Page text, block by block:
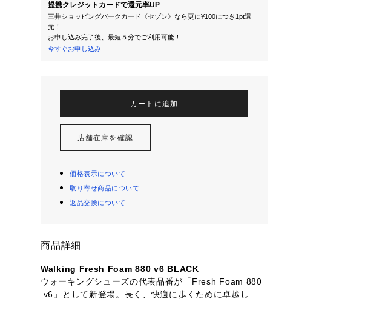
提携クレジットカードで還元率UP
三井ショッピングパークカード《セゾン》なら更に¥100につき1pt還
元！
お申し込み完了後、最短５分でご利用可能！
今すぐお申し込み
カートに追加
店舗在庫を確認
価格表示について
取り寄せ商品について
返品交換について
商品詳細
Walking Fresh Foam 880 v6 BLACK
ウォーキングシューズの代表品番が「Fresh Foam 880
v6」として新登場。長く、快適に歩くために卓越したク